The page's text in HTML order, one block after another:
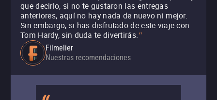
que decirlo, si no te gustaron las entregas
anteriores, aquí no hay nada de nuevo ni mejor.
Sin embargo, si has disfrutado de este viaje con
Tom Hardy, sin duda te divertirás."
Filmelier
Nuestras recomendaciones